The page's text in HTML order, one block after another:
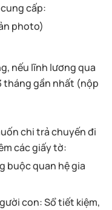
cấp:
photo)
nếu lĩnh lương qua
tháng gần nhất (nộp
chi trả chuyến đi
các giấy tờ:
buộc quan hệ gia
con: Sổ tiết kiệm,